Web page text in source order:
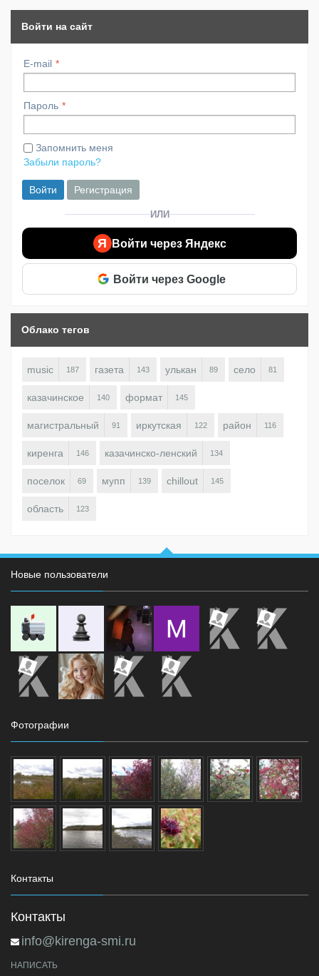
Войти на сайт
E-mail
Пароль
Запомнить меня
Забыли пароль?
Войти Регистрация
ИЛИ
Я Войти через Яндекс
Войти через Google
Облако тегов
music 187 газета 143 улькан 89 село 81
казачинское 140 формат 145
магистральный 91 иркутская 122 район 116
киренга 146 казачинско-ленский 134
поселок 69 мупп 139 chillout 145
область 123
Новые пользователи
Фотографии
Контакты
Контакты
info@kirenga-smi.ru
НАПИСАТЬ